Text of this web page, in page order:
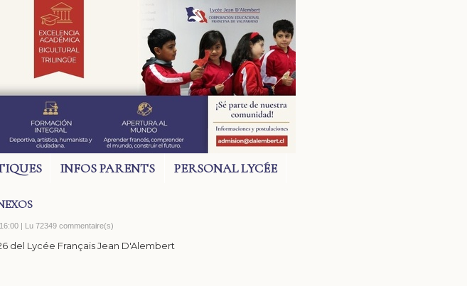
INFOS PARENTS PERSONAL LYCÉE
| Lu 72349 commentaire(s)
del Lycée Français Jean D'Alembert